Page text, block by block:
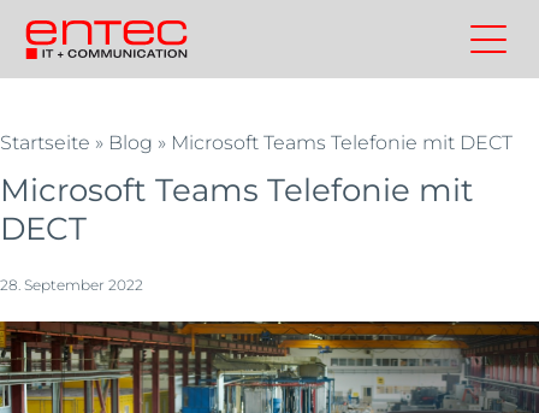
Zum
Inhalt
springen
Entec
|
Outsourcing
und
Schweiz
Kontakt Suchen
Startseite » Blog » Microsoft Teams Telefonie mit DECT
Microsoft Teams Telefonie mit
DECT
28. September 2022